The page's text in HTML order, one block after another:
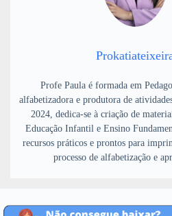
Profe Paula é formada em
alfabetizadora e produtora de
2024, dedica-se à criação de
Educação Infantil e Ensino
recursos práticos e prontos para
processo de alfabetização e